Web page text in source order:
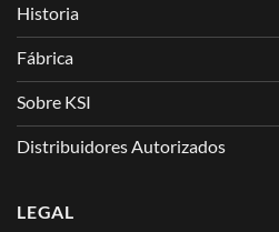
Historia
Fábrica
Sobre KSI
Distribuidores Autorizados
LEGAL